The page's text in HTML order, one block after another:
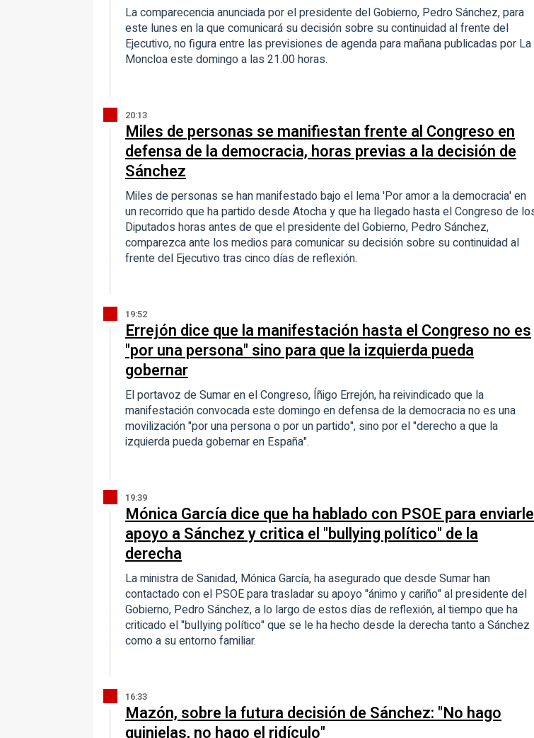
La comparecencia anunciada por el presidente del Gobierno, Pedro Sánchez, para
este lunes en la que comunicará su decisión sobre su continuidad al frente del
Ejecutivo, no figura entre las previsiones de agenda para mañana publicadas por La
Moncloa este domingo a las 21.00 horas.
20:13
Miles de personas se manifiestan frente al Congreso en
defensa de la democracia, horas previas a la decisión de
Sánchez
Miles de personas se han manifestado bajo el lema 'Por amor a la democracia' en
un recorrido que ha partido desde Atocha y que ha llegado hasta el Congreso de
Diputados horas antes de que el presidente del Gobierno, Pedro Sánchez,
comparezca ante los medios para comunicar su decisión sobre su continuidad al
frente del Ejecutivo tras cinco días de reflexión.
19:52
Errejón dice que la manifestación hasta el Congreso no es
"por una persona" sino para que la izquierda pueda
gobernar
El portavoz de Sumar en el Congreso, Íñigo Errejón, ha reivindicado que la
manifestación convocada este domingo en defensa de la democracia no es una
movilización "por una persona o por un partido", sino por el "derecho a que la
izquierda pueda gobernar en España".
19:39
Mónica García dice que ha hablado con PSOE para enviarle
apoyo a Sánchez y critica el "bullying político" de la
derecha
La ministra de Sanidad, Mónica García, ha asegurado que desde Sumar han
contactado con el PSOE para trasladar su apoyo "ánimo y cariño" al presidente del
Gobierno, Pedro Sánchez, a lo largo de estos días de reflexión, al tiempo que ha
criticado el "bullying político" que se le ha hecho desde la derecha tanto a Sánchez
como a su entorno familiar.
16:33
Mazón, sobre la futura decisión de Sánchez: "No hago
quinielas, no hago el ridículo"